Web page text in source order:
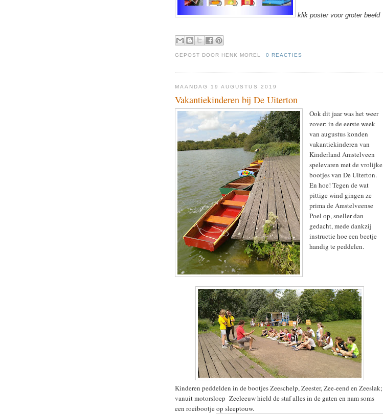
klik poster voor groter beeld
GEPOST DOOR HENK MOREL 0 REACTIES
MAANDAG 19 AUGUSTUS 2019
Vakantiekinderen bij De Uiterton
Ook dit jaar was het weer
zover: in de eerste week
van augustus konden
vakantiekinderen van
Kinderland Amstelveen
spelevaren met de vrolijke
bootjes van De Uiterton.
En hoe! Tegen de wat
pittige wind gingen ze
prima de Amstelveense
Poel op, sneller dan
gedacht, mede dankzij
instructie hoe een beetje
handig te peddelen.
Kinderen peddelden in de bootjes Zeeschelp, Zeester, Zee-eend en Zeeslak;
vanuit motorsloep Zeeleeuw hield de staf alles in de gaten en nam soms
een roeibootje op sleeptouw.